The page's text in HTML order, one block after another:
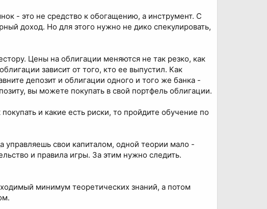
- это не средство к обогащению, а инструмент. С
доход. Но для этого нужно не дико спекулировать,
Цены на облигации меняются не так резко, как
зависит от того, кто ее выпустил. Как
депозит и облигации одного и того же банка -
вы можете покупать в свой портфель облигации.
и какие есть риски, то пройдите обучение по
свои капиталом, одной теории мало -
и правила игры. За этим нужно следить.
минимум теоретических знаний, а потом